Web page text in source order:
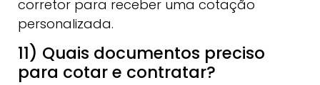
corretor para receber uma cotação
personalizada.
11) Quais documentos preciso
para cotar e contratar?